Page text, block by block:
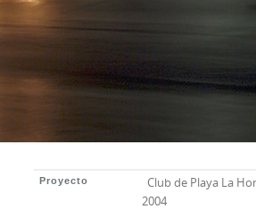
Proyecto
Club de Playa La
2004